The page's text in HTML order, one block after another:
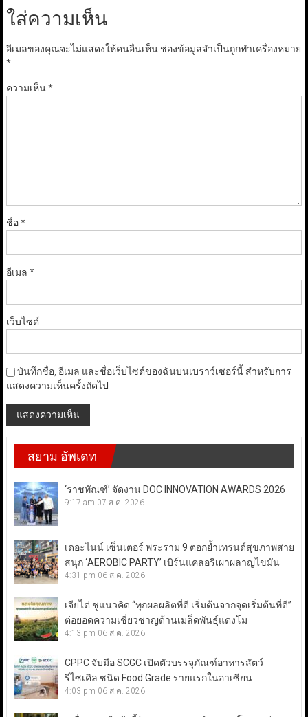
ใส่ความเห็น
อีเมลของคุณจะไม่แสดงให้คนอื่นเห็น ช่องข้อมูลจำเป็นถูกทำเครื่องหมาย
*
ความเห็น*
ชื่อ*
อีเมล *
เว็บไซต์
บันทึกชื่อ, อีเมล และชื่อเว็บไซต์ของฉันบนเบราว์เซอร์นี้ สำหรับการ
แสดงความเห็นครั้งถัดไป
สยาม อัพเดท
‘ราชทัณฑ์’ จัดงาน DOC INNOVATION AWARDS 2026
9:17 am 07 ส.ค. 2026
เดอะไนน์ เซ็นเตอร์ พระราม 9 ตอกย้ำเทรนด์สุขภาพสาย
สนุก ‘AEROBIC PARTY’ เบิร์นแคลอรีเผาผลาญไขมัน
4:31 pm 06 ส.ค. 2026
เจียไต๋ ชูแนวคิด “ทุกผลผลิตที่ดี เริ่มต้นจากจุดเริ่มต้นที่ดี”
ต่อยอดความเชี่ยวชาญด้านเมล็ดพันธุ์แตงโม
4:13 pm 06 ส.ค. 2026
CPPC จับมือ SCGC เปิดตัวบรรจุภัณฑ์อาหารสัตว์
รีไซเคิล ชนิด Food Grade รายแรกในอาเซียน
4:03 pm 06 ส.ค. 2026